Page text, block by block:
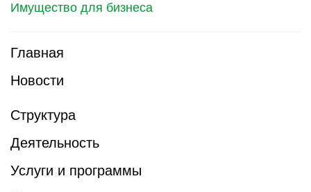
Имущество для бизнеса
Главная
Новости
Структура
Деятельность
Услуги и программы